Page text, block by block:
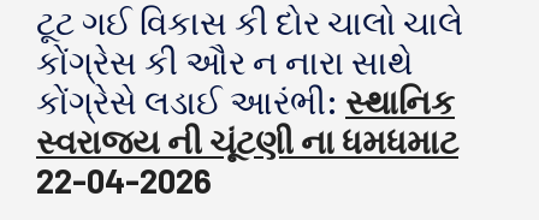
ટૂટ ગઈ વિકાસ કી દોર ચાલો ચાલે
કોંગ્રેસ કી ઔર ન નારા સાથે
કોંગ્રેસે લડાઈ આરંભી: સ્થાનિક
સ્વરાજ્ય ની ચૂંટણી ના ધમધમાટ
22-04-2026